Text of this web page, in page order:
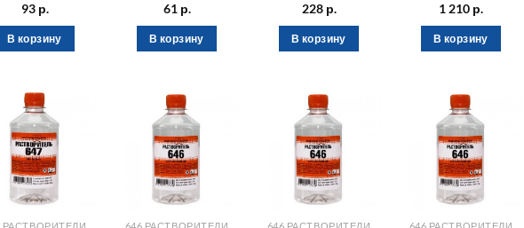
93 р.
В корзину
61 р.
В корзину
228 р.
В корзину
1 210 р.
В корзину